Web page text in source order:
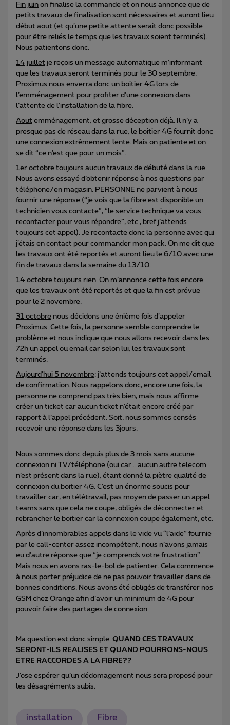
Fin juin on finalise la commande et on nous annonce que de
petits travaux de finalisation sont nécessaires et auront lieu
début aout (et qu’une petite attente serait donc possible
pour être reliés le temps que les travaux soient terminés).
Nous patientons donc.
14 juillet je reçois un message automatique m’informant
que les travaux seront terminés pour le 30 septembre.
Proximus nous enverra donc un boitier 4G lors de
l’emménagement pour profiter d’une connexion dans
l’attente de l’installation de la fibre.
Aout emménagement, et grosse déception déjà. Il n’y a
presque pas de réseau dans la rue, le boitier 4G fournit donc
une connexion extrêmement lente. Mais on patiente et on
se dit “ce n’est que pour un mois”.
1er octobre toujours aucun travaux de débuté dans la rue.
Nous avons essayé d’obtenir réponse à nos questions par
téléphone/en magasin. PERSONNE ne parvient à nous
fournir une réponse (“je vois que la fibre est disponible un
technicien vous contacte”, “le service technique va vous
recontacter pour vous répondre”, etc., bref j’attends
toujours cet appel). Je recontacte donc la personne avec qui
j’étais en contact pour commander mon pack. On me dit que
les travaux ont été reportés et auront lieu le 6/10 avec une
fin de travaux dans la semaine du 13/10.
14 octobre toujours rien. On m’annonce cette fois encore
que les travaux ont été reportés et que la fin est prévue
pour le 2 novembre.
31 octobre nous décidons une énième fois d’appeler
Proximus. Cette fois, la personne semble comprendre le
problème et nous indique que nous allons recevoir dans les
72h un appel ou email car selon lui, les travaux sont
terminés.
Aujourd’hui 5 novembre: j’attends toujours cet appel/email
de confirmation. Nous rappelons donc, encore une fois, la
personne ne comprend pas très bien, mais nous affirme
créer un ticket car aucun ticket n’était encore créé par
rapport à l’appel précédent. Soit, nous sommes censés
recevoir une réponse dans les 3jours.
Nous sommes donc depuis plus de 3 mois sans aucune
connexion ni TV/téléphone (oui car… aucun autre telecom
n’est présent dans la rue), étant donné la piètre qualité de
connexion du boitier 4G. C’est un énorme soucis pour
travailler car, en télétravail, pas moyen de passer un appel
teams sans que cela ne coupe, obligés de déconnecter et
rebrancher le boitier car la connexion coupe également, etc.
Après d’innombrables appels dans le vide vu “l’aide” fournie
par le call-center assez incompétent, nous n’avons jamais
eu d’autre réponse que “je comprends votre frustration”.
Mais nous en avons ras-le-bol de patienter. Cela commence
à nous porter préjudice de ne pas pouvoir travailler dans de
bonnes conditions. Nous avons été obligés de transférer nos
GSM chez Orange afin d’avoir un minimum de 4G pour
pouvoir faire des partages de connexion.
Ma question est donc simple: QUAND CES TRAVAUX
SERONT-ILS REALISES ET QUAND POURRONS-NOUS
ETRE RACCORDES A LA FIBRE??
J’ose espérer qu’un dédomagement nous sera proposé pour
les désagréments subis.
installation Fibre